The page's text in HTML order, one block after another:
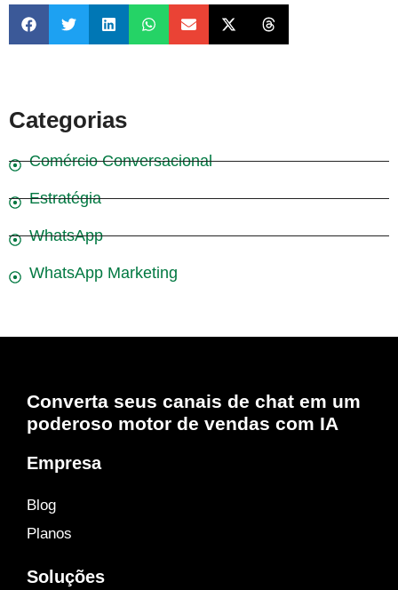
Categorias
Comércio Conversacional
Estratégia
WhatsApp
WhatsApp Marketing
Converta seus canais de chat em um
poderoso motor de vendas com IA
Empresa
Blog
Planos
Soluções